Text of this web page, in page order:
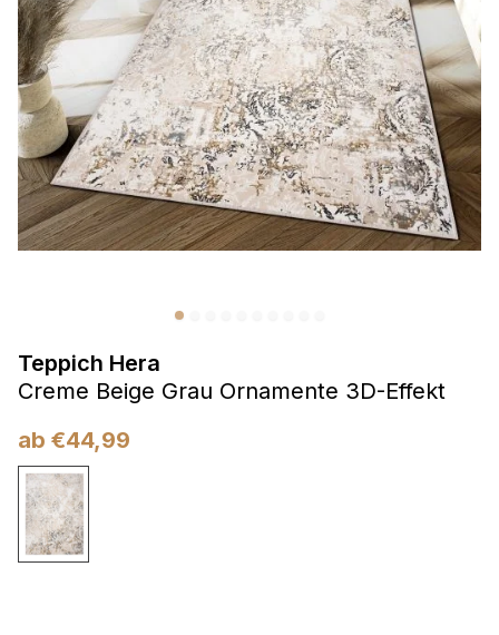
Teppich Hera
Creme Beige Grau Ornamente 3D-Effekt
ab €44,99
Präferenzen
Präferenz-Cookies ermöglichen es einer Website,
Informationen zu speichern, die die Art und Weise ändern,
wie die Website aussieht oder funktioniert, wie zum Beispiel
Ihre bevorzugte Sprache oder die Region, in der Sie sich
befinden.
Statistik
Marketing
Marketing-Cookies werden verwendet, um Benutzer über
Websites hinweg zu verfolgen. Das Ziel ist es, Anzeigen
anzuzeigen, die für den einzelnen Benutzer relevant und
ansprechend sind und somit wertvoller für Herausgeber und
Werbetreibende Dritter sind.
Nicht kategorisiert.